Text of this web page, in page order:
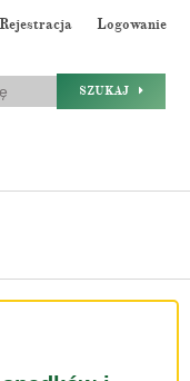
Rejestracja Logowanie
SZUKAJ